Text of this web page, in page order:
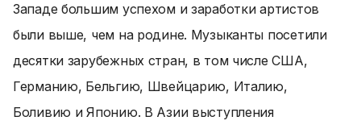
Западе большим успехом и заработки артистов
были выше, чем на родине. Музыканты посетили
десятки зарубежных стран, в том числе США,
Германию, Бельгию, Швейцарию, Италию,
Боливию и Японию. В Азии выступления